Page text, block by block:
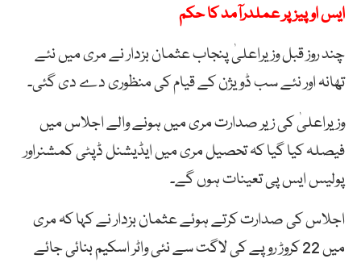
ایس او پیز پر عملدرآمد کا حکم
چند روز قبل وزیراعلیٰ پنجاب عثمان بزدار نے مری میں نئے
تھانہ اور نئے سب ڈویژن کے قیام کی منظوری دے دی گئی۔
وزیراعلیٰ کی زیر صدارت مری میں ہونے والے اجلاس میں
فیصلہ کیا گیا کہ تحصیل مری میں ایڈیشنل ڈپٹی کمشنراور
پولیس ایس پی تعینات ہوں گے۔
اجلاس کی صدارت کرتے ہوئے عثمان بزدار نے کہا کہ مری
میں 22 کروڑ روپے کی لاگت سے نئی واٹر اسکیم بنائی جائے